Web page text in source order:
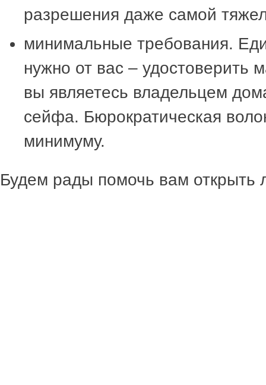
разрешения даже самой
минимальные требования.
нужно от вас – удостоверить
вы являетесь владельцем
сейфа. Бюрократическая
минимуму.
Будем рады помочь вам открыть